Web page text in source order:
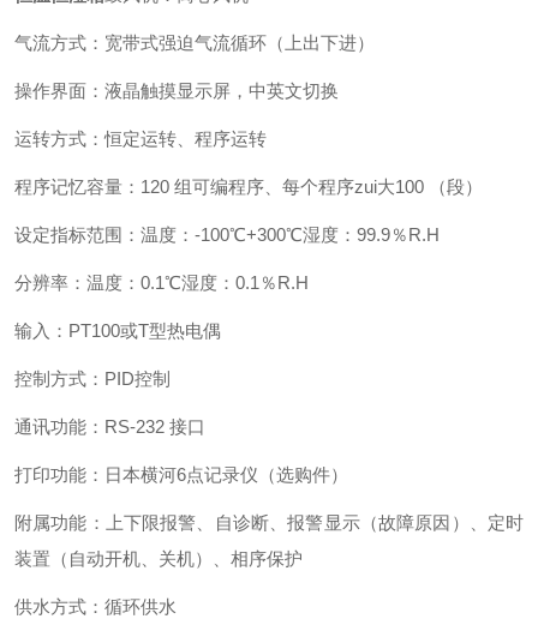
气流方式：宽带式强迫气流循环（上出下进）
操作界面：液晶触摸显示屏，中英文切换
运转方式：恒定运转、程序运转
程序记忆容量：120 组可编程序、每个程序zui大100 （段）
设定指标范围：温度：-100℃+300℃湿度：99.9％R.H
分辨率：温度：0.1℃湿度：0.1％R.H
输入：PT100或T型热电偶
控制方式：PID控制
通讯功能：RS-232 接口
打印功能：日本横河6点记录仪（选购件）
附属功能：上下限报警、自诊断、报警显示（故障原因）、定时
装置（自动开机、关机）、相序保护
供水方式：循环供水